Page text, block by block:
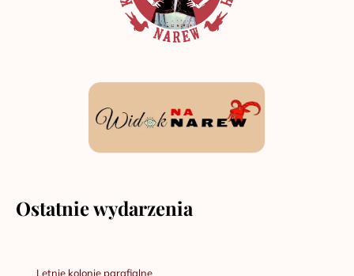
Ostatnie wydarzenia
Letnie kolonie parafialne